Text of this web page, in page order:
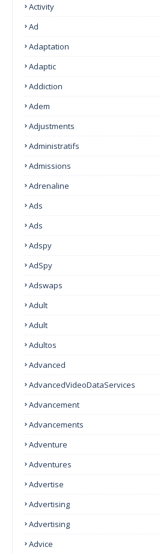
Activity
Ad
Adaptation
Adaptic
Addiction
Adem
Adjustments
Administratifs
Admissions
Adrenaline
Ads
Ads
Adspy
AdSpy
Adswaps
Adult
Adult
Adultos
Advanced
AdvancedVideoDataServices
Advancement
Advancements
Adventure
Adventures
Advertise
Advertising
Advertising
Advice